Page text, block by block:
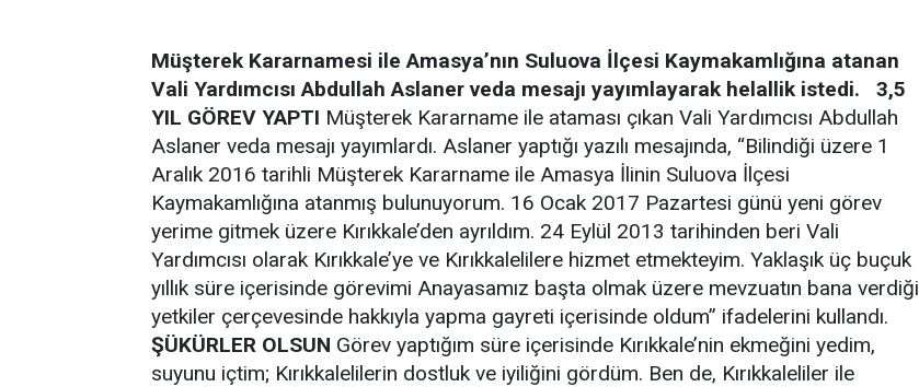
Müşterek Kararnamesi ile Amasya’nın Suluova İlçesi Kaymakamlığına atanan
Vali Yardımcısı Abdullah Aslaner veda mesajı yayımlayarak helallik istedi.
3,5
YIL GÖREV YAPTI Müşterek Kararname ile ataması çıkan Vali Yardımcısı Abdullah
Aslaner veda mesajı yayımlardı. Aslaner yaptığı yazılı mesajında, “Bilindiği üzere 1
Aralık 2016 tarihli Müşterek Kararname ile Amasya İlinin Suluova İlçesi
Kaymakamlığına atanmış bulunuyorum. 16 Ocak 2017 Pazartesi günü yeni görev
yerime gitmek üzere Kırıkkale’den ayrıldım. 24 Eylül 2013 tarihinden beri Vali
Yardımcısı olarak Kırıkkale’ye ve Kırıkkalelilere hizmet etmekteyim. Yaklaşık üç buçuk
yıllık süre içerisinde görevimi Anayasamız başta olmak üzere mevzuatın bana verdiği
yetkiler çerçevesinde hakkıyla yapma gayreti içerisinde oldum” ifadelerini kullandı.
ŞÜKÜRLER OLSUN Görev yaptığım süre içerisinde Kırıkkale’nin ekmeğini yedim,
suyunu içtim; Kırıkkalelilerin dostluk ve iyiliğini gördüm. Ben de, Kırıkkaleliler ile